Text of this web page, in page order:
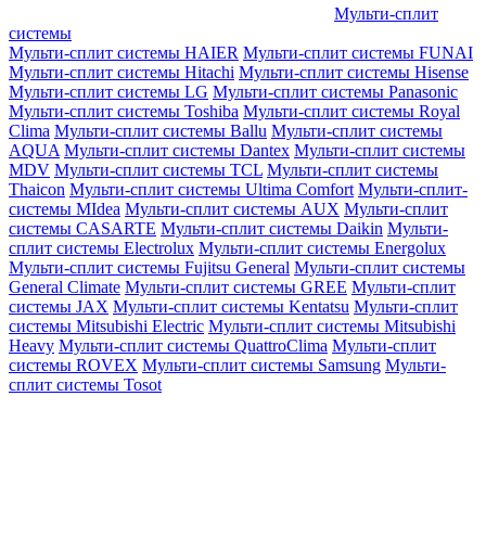
Мульти-сплит
системы
Мульти-сплит системы HAIER Мульти-сплит системы FUNAI
Мульти-сплит системы Hitachi Мульти-сплит системы Hisense
Мульти-сплит системы LG Мульти-сплит системы Panasonic
Мульти-сплит системы Toshiba Мульти-сплит системы Royal
Clima Мульти-сплит системы Ballu Мульти-сплит системы
AQUA Мульти-сплит системы Dantex Мульти-сплит системы
MDV Мульти-сплит системы TCL Мульти-сплит системы
Thaicon Мульти-сплит системы Ultima Comfort Мульти-сплит-
системы MIdea Мульти-сплит системы AUX Мульти-сплит
системы CASARTE Мульти-сплит системы Daikin Мульти-
сплит системы Electrolux Мульти-сплит системы Energolux
Мульти-сплит системы Fujitsu General Мульти-сплит системы
General Climate Мульти-сплит системы GREE Мульти-сплит
системы JAX Мульти-сплит системы Kentatsu Мульти-сплит
системы Mitsubishi Electric Мульти-сплит системы Mitsubishi
Heavy Мульти-сплит системы QuattroClima Мульти-сплит
системы ROVEX Мульти-сплит системы Samsung Мульти-
сплит системы Tosot